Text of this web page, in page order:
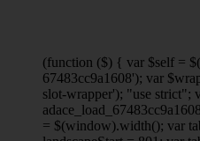
(function ($) { var $self =
67483cc9a1608'); var
slot-wrapper'); "use strict";
= $(window).width(); var